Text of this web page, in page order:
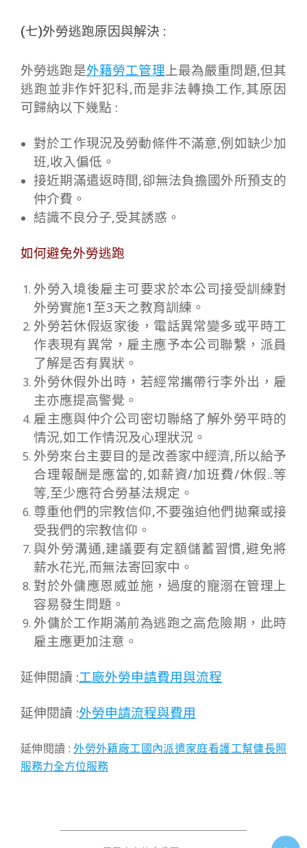
(七)外勞逃跑原因與解決 :
外勞逃跑是外籍勞工管理上最為嚴重問題,但其
逃跑並非作奸犯科,而是非法轉換工作,其原因
可歸納以下幾點 :
對於工作現況及勞動條件不滿意,例如缺少加
班,收入偏低。
接近期滿遣返時間,卻無法負擔國外所預支的
仲介費。
結識不良分子,受其誘惑。
如何避免外勞逃跑
外勞入境後雇主可要求於本公司接受訓練對
外勞實施1至3天之教育訓練。
外勞若休假返家後，電話異常變多或平時工
作表現有異常，雇主應予本公司聯繫，派員
了解是否有異狀。
外勞休假外出時，若經常攜帶行李外出，雇
主亦應提高警覺。
雇主應與仲介公司密切聯絡了解外勞平時的
情況,如工作情況及心理狀況。
外勞來台主要目的是改善家中經濟,所以給予
合理報酬是應當的,如薪資/加班費/休假..等
等,至少應符合勞基法規定。
尊重他們的宗教信仰,不要強迫他們拋棄或接
受我們的宗教信仰。
與外勞溝通,建議要有定額儲蓄習慣,避免將
薪水花光,而無法寄回家中。
對於外傭應恩威並施，過度的寵溺在管理上
容易發生問題。
外傭於工作期滿前為逃跑之高危險期，此時
雇主應更加注意。
延伸閱讀 :工廠外勞申請費用與流程
延伸閱讀 :外勞申請流程與費用
延伸閱讀 :外勞外籍廠工國內派遣家庭看護工幫傭長照
服務力全方位服務